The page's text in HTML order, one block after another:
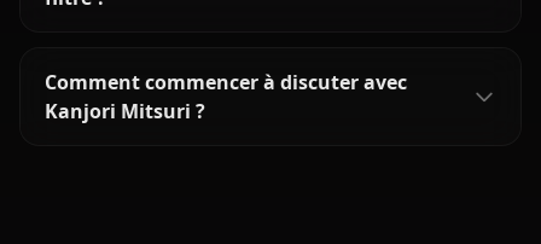
Comment commencer à discuter avec
Kanjori Mitsuri ?